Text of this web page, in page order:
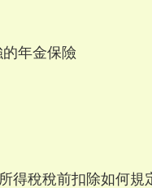
年金保險
得稅稅前扣除如何規